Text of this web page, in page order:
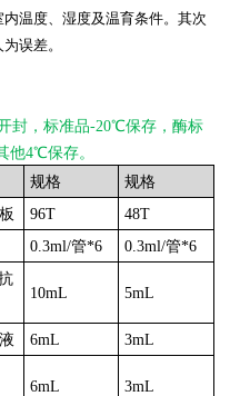
温度、湿度及温育条件。其次
误差。
封，标准品-20℃保存，酶标
他4℃保存。
规格
规格
96T
48T
0.3ml/管*6 0.3ml/管*6
10mL 5mL
6mL
3mL
6mL 3mL